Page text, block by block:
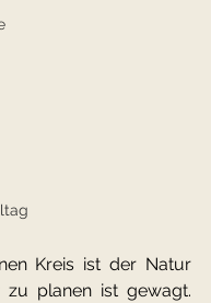
Kreis ist der Natur
planen ist gewagt.